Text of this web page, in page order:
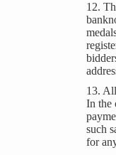
12.
13.
In the
such
for